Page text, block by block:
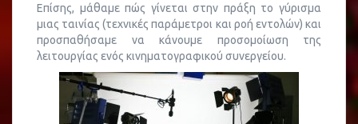
Επίσης, μάθαμε πώς γίνεται στην πράξη το γύρισμα
μιας ταινίας (τεχνικές παράμετροι και ροή εντολών) και
προσπαθήσαμε να κάνουμε προσομοίωση της
λειτουργίας ενός κινηματογραφικού συνεργείου.